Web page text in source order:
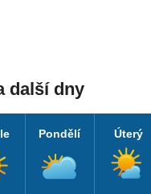
další dny
Pondělí Úterý